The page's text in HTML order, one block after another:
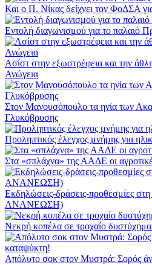
Και ο Π. Νίκας δείχνει τον ΦοΔΣΑ
Εντολή διαγωνισμού για το παλαιό
Ασίστ στην εξωστρέφεια και την
Ανώγεια
Στον Μανουσόπουλο τα ηνία των
Γλυκόβρυσης
Προληπτικός έλεγχος μνήμης για
Στα «σπλάχνα» της ΑΑΔΕ οι
Εκδηλώσεις-δράσεις-προθεσμίες
ΑΝΑΝΕΩΣΗ)
Νεκρή κοπέλα σε τροχαίο δυστύχημα
Απόλυτο σοκ στον Μυστρά: Σορός